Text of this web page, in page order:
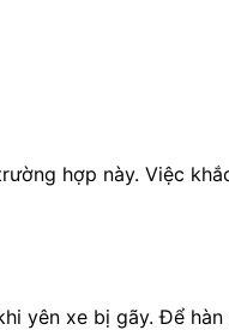
hợp này. Việc
yên xe bị gãy. Để